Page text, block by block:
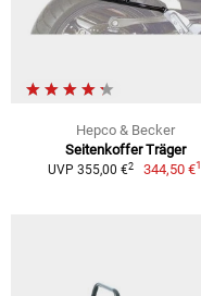
Hepco & Becker
Seitenkoffer Träger
UVP 355,00 €2 344,50 €1